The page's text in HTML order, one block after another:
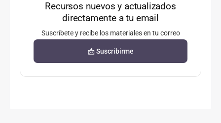
Recursos nuevos y actualizados
directamente a tu email
Suscríbete y recibe los materiales en tu correo
📩 Suscribirme